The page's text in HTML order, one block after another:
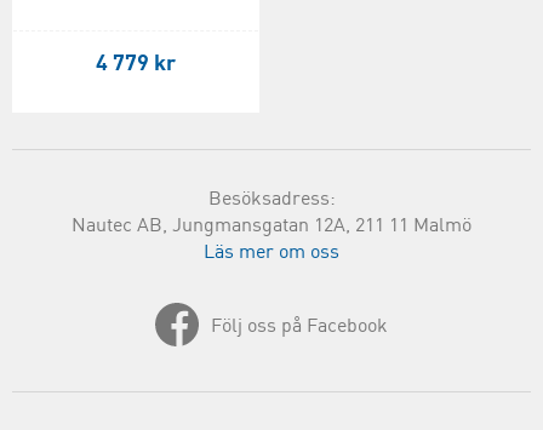
4 779 kr
Besöksadress:
Nautec AB, Jungmansgatan 12A, 211 11 Malmö
Läs mer om oss
Följ oss på Facebook